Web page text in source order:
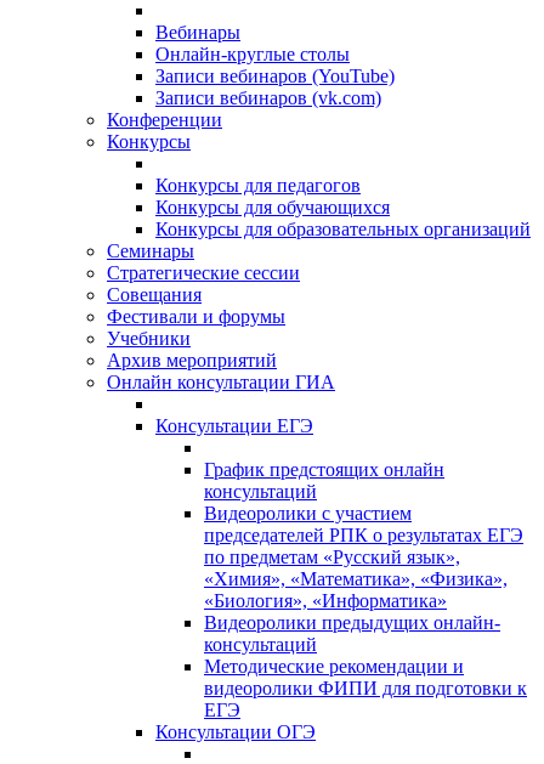
Вебинары
Онлайн-круглые столы
Записи вебинаров (YouTube)
Записи вебинаров (vk.com)
Конференции
Конкурсы
Конкурсы для педагогов
Конкурсы для обучающихся
Конкурсы для образовательных организаций
Семинары
Стратегические сессии
Совещания
Фестивали и форумы
Учебники
Архив мероприятий
Онлайн консультации ГИА
Консультации ЕГЭ
График предстоящих онлайн
консультаций
Видеоролики с участием
председателей РПК о результатах ЕГЭ
по предметам «Русский язык»,
«Химия», «Математика», «Физика»,
«Биология», «Информатика»
Видеоролики предыдущих онлайн-
консультаций
Методические рекомендации и
видеоролики ФИПИ для подготовки к
ЕГЭ
Консультации ОГЭ